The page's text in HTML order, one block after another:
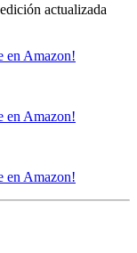
actualizada